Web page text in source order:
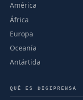
América
África
Europa
Oceanía
Antártida
QUÉ ES DIGIPRENSA